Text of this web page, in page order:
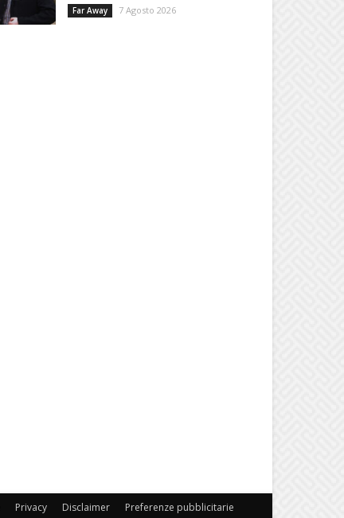
Far Away 7 Agosto 2026
Privacy Disclaimer Preferenze pubblicitarie